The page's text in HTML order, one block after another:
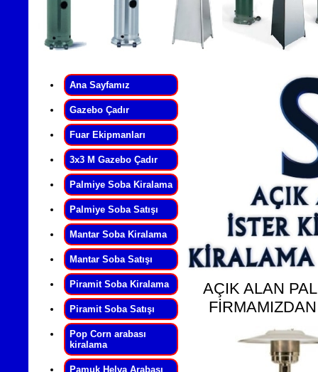
Ana Sayfamız
Gazebo Çadır
Fuar Ekipmanları
3x3 M Gazebo Çadır
Palmiye Soba Kiralama
Palmiye Soba Satışı
Mantar Soba Kiralama
Mantar Soba Satışı
Piramit Soba Kiralama
Piramit Soba Satışı
Pop Corn arabası
kiralama
Pamuk Helva Arabası
AÇIK ALAN